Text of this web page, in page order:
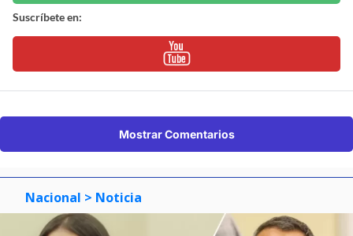
Suscríbete en:
Mostrar Comentarios
Nacional > Noticia